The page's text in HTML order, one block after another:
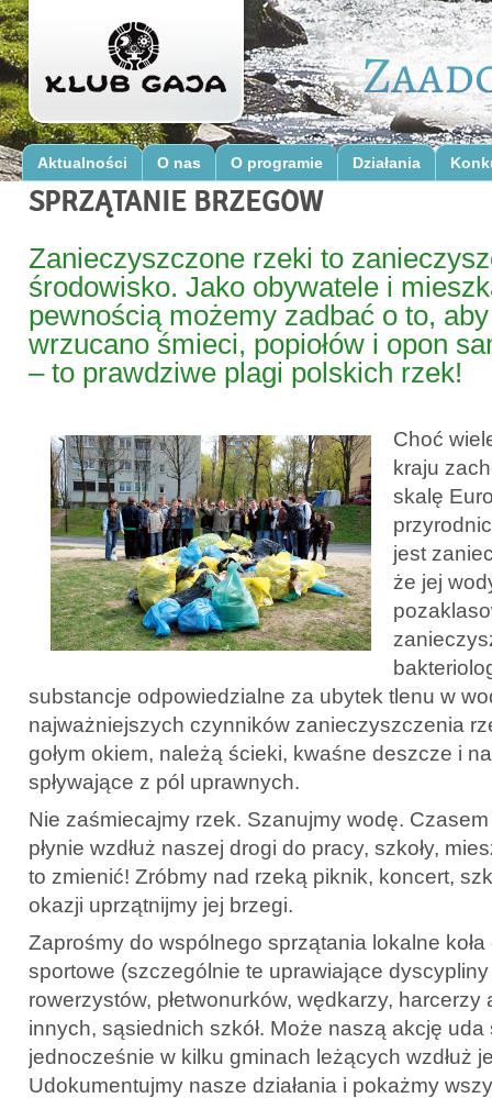
Aktualności O nas O programie Działania
SPRZĄTANIE BRZEGÓW
Zanieczyszczone rzeki to
środowisko. Jako obywatele i
pewnością możemy zadbać o to,
wrzucano śmieci, popiołów i opon
– to prawdziwe plagi polskich rzek!
Choć
kraju
skalę
jest
że jej
substancje odpowiedzialne za ubytek tlenu w
najważniejszych czynników zanieczyszczenia
gołym okiem, należą ścieki, kwaśne deszcze i
spływające z pól uprawnych.
Nie zaśmiecajmy rzek. Szanujmy wodę.
płynie wzdłuż naszej drogi do pracy, szkoły,
to zmienić! Zróbmy nad rzeką piknik, koncert,
okazji uprzątnijmy jej brzegi.
Zaprośmy do wspólnego sprzątania lokalne
sportowe (szczególnie te uprawiające
rowerzystów, płetwonurków, wędkarzy,
innych, sąsiednich szkół. Może naszą akcję
jednocześnie w kilku gminach leżących wzdłuż
Udokumentujmy nasze działania i pokażmy